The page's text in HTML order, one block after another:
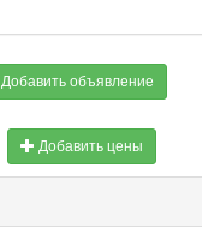
Добавить объявление
Добавить цены